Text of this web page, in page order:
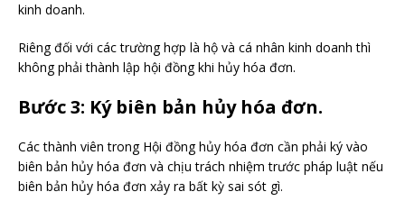
kinh doanh.
Riêng đối với các trường hợp là hộ và cá nhân kinh doanh thì
không phải thành lập hội đồng khi hủy hóa đơn.
Bước 3: Ký biên bản hủy hóa đơn.
Các thành viên trong Hội đồng hủy hóa đơn cần phải ký vào
biên bản hủy hóa đơn và chịu trách nhiệm trước pháp luật nếu
biên bản hủy hóa đơn xảy ra bất kỳ sai sót gì.